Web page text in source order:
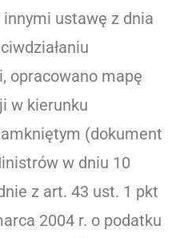
ustawę z dnia
opracowano mapę
w kierunku
(dokument
w dniu 10
z art. 43 ust. 1 pkt
2004 r. o podatku